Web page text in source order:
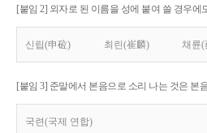
[붙임 2] 외자로 된 이름을 성에 붙여 쓸 경우에
신립(申砬) 최린(崔麟) 채륜(
[붙임 3] 준말에서 본음으로 소리 나는 것은 본
국련(국제 연합)